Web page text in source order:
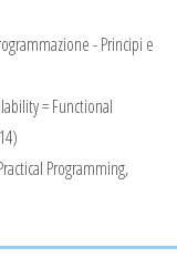
- Principi e
= Functional
Programming,